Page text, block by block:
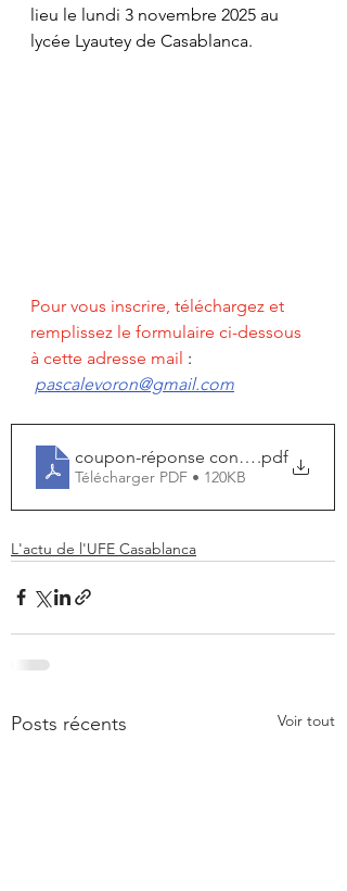
lieu le lundi 3 novembre 2025 au
lycée Lyautey de Casablanca.
Pour vous inscrire, téléchargez et
remplissez le formulaire ci-dessous
à cette adresse mail :
pascalevoron@gmail.com
coupon-réponse conf 3 novembre
.pdf
Télécharger PDF • 120KB
L'actu de l'UFE Casablanca
Posts récents Voir tout